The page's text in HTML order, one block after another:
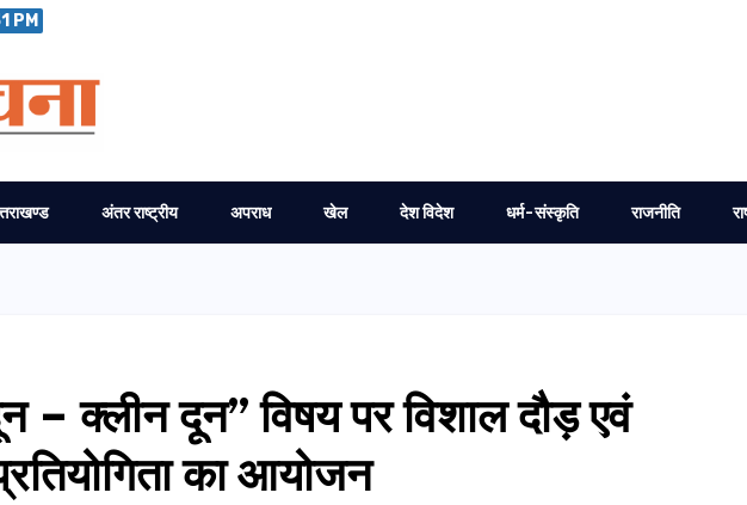
PM
अंतर राष्ट्रीय अपराध खेल देश विदेश धर्म-संस्कृति राजनीति
– क्लीन दून” विषय पर विशाल दौड़ एवं
का आयोजन